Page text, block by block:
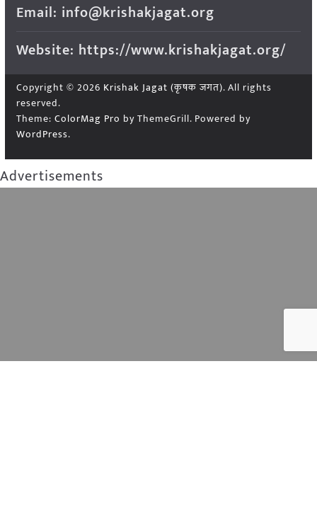
Email: info@krishakjagat.org
Website: https://www.krishakjagat.org/
Copyright © 2026 Krishak Jagat (कृषक जगत). All rights
reserved.
Theme: ColorMag Pro by ThemeGrill. Powered by
WordPress.
Advertisements